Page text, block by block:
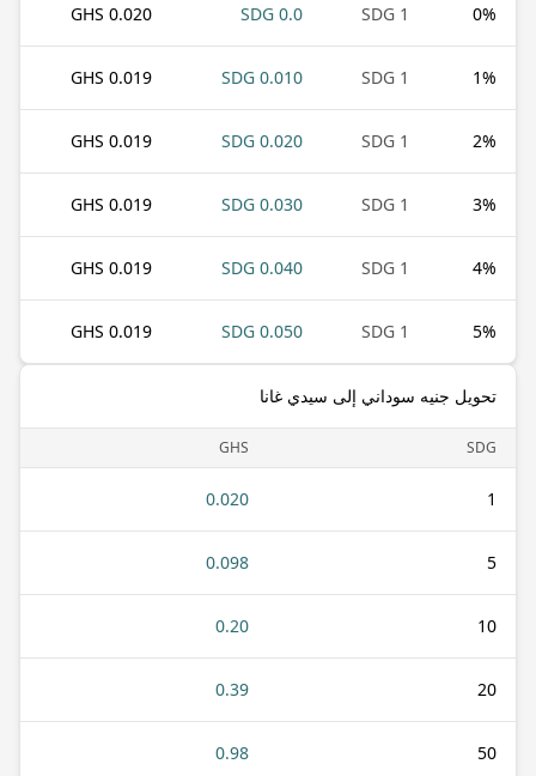
0%
1 SDG
0.0 SDG
0.020 GHS
1%
1 SDG
0.010 SDG
0.019 GHS
2%
1 SDG
0.020 SDG
0.019 GHS
3%
1 SDG
0.030 SDG
0.019 GHS
4%
1 SDG
0.040 SDG
0.019 GHS
5%
1 SDG
0.050 SDG
0.019 GHS
تحويل جنيه سوداني إلى سيدي غانا
SDG
GHS
1
0.020
5
0.098
10
0.20
20
0.39
50
0.98